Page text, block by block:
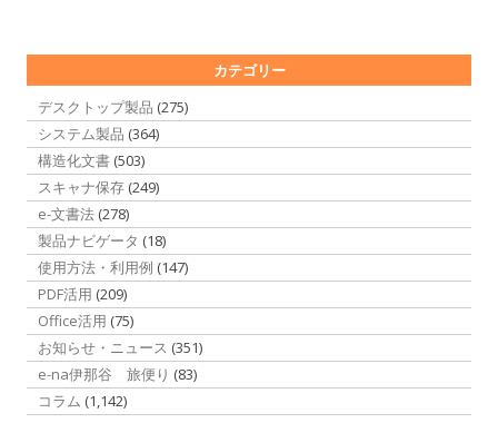
カテゴリー
デスクトップ製品 (275)
システム製品 (364)
構造化文書 (503)
スキャナ保存 (249)
e-文書法 (278)
製品ナビゲータ (18)
使用方法・利用例 (147)
PDF活用 (209)
Office活用 (75)
お知らせ・ニュース (351)
e-na伊那谷 旅便り (83)
コラム (1,142)